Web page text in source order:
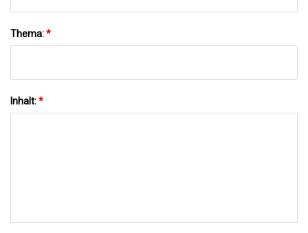
Thema:*
Inhalt:*